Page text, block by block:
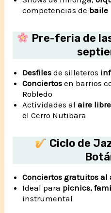
competencias de baile
Pre-feria de
Desfiles de silleteros
Conciertos en barrios
Robledo
Actividades al aire libre
el Cerro Nutibara
Ciclo de
Conciertos gratuitos al
Ideal para picnics,
instrumental